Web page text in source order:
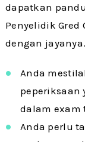
dapatkan
Penyelidik
dengan jayanya.
Anda
dalam exam
Anda perlu